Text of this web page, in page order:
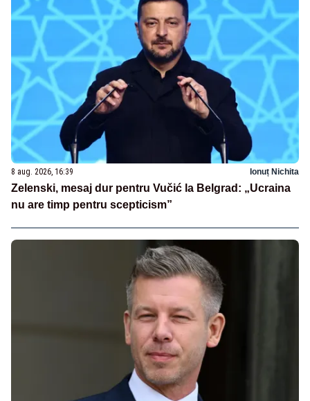
8 aug. 2026, 16:39 Ionuț Nichita
Zelenski, mesaj dur pentru Vučić la Belgrad: „Ucraina
nu are timp pentru scepticism”